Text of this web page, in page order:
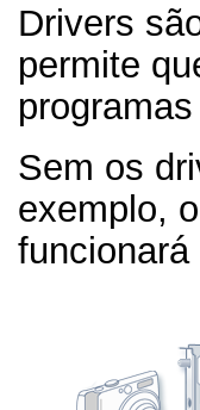
Drivers
permite
Sem os
exemplo,
funcionará